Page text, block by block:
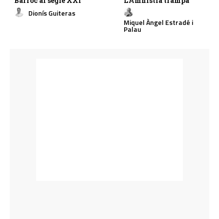
Dionís Guiteras
Miquel Àngel Estradé i
Palau